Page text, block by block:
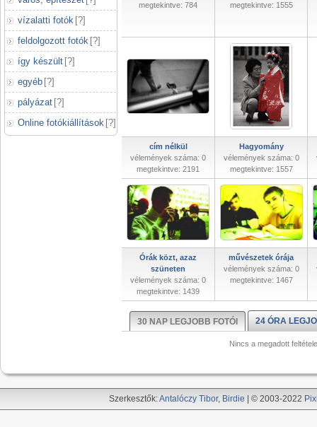
vízalatti fotók [?]
feldolgozott fotók [?]
így készült [?]
egyéb [?]
pályázat [?]
Online fotókiállítások [?]
megtekintve: 784
megtekintve: 1555
cím nélkül
vélemények száma: 0
megtekintve: 2191
Hagyomány
vélemények száma: 0
megtekintve: 1557
Órák közt, azaz
szüneten
vélemények száma: 0
megtekintve: 1439
művészetek órája
vélemények száma: 0
megtekintve: 1467
30 NAP LEGJOBB FOTÓI 24 ÓRA
Nincs a megadott
Szerkesztők:Antalóczy Tibor, Birdie | © 2003-2022